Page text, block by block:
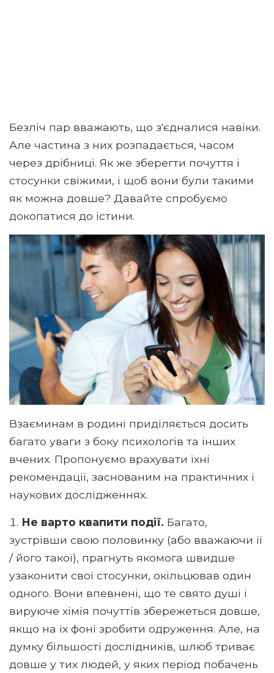
Безліч пар вважають, що з'єдналися навіки.
Але частина з них розпадається, часом
через дрібниці. Як же зберегти почуття і
стосунки свіжими, і щоб вони були такими
як можна довше? Давайте спробуємо
докопатися до істини.
Взаєминам в родині приділяється досить
багато уваги з боку психологів та інших
вчених. Пропонуємо врахувати їхні
рекомендації, заснованим на практичних і
наукових дослідженнях.
Не варто квапити події. Багато,
зустрівши свою половинку (або вважаючи її
/ його такої), прагнуть якомога швидше
узаконити свої стосунки, окільцював один
одного. Вони впевнені, що те свято душі і
вируюче хімія почуттів збережеться довше,
якщо на їх фоні зробити одруження. Але, на
думку більшості дослідників, шлюб триває
довше у тих людей, у яких період побачень